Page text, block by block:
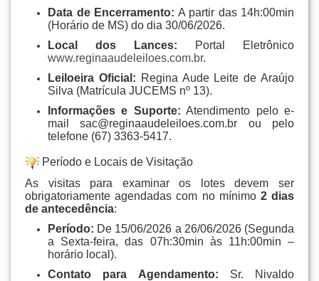
Data de Encerramento: A partir das 14h:00min
(Horário de MS) do dia 30/06/2026.
Local dos Lances: Portal Eletrônico
www.reginaaudeleiloes.com.br.
Leiloeira Oficial: Regina Aude Leite de Araújo
Silva (Matrícula JUCEMS nº 13).
Informações e Suporte: Atendimento pelo e-
mailsac@reginaaudeleiloes.com.br ou pelo
telefone (67) 3363-5417.
Período e Locais de Visitação
As visitas para examinar os lotes devem ser
obrigatoriamente agendadas com no mínimo 2 dias
de antecedência:
Período: De 15/06/2026 a 26/06/2026 (Segunda
a Sexta-feira, das 07h:30min às 11h:00min –
horário local).
Contato para Agendamento: Sr. Nivaldo